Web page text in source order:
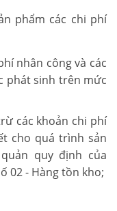
phẩm các chi phí
nhân công và các
phát sinh trên mức
các khoản chi phí
cho quá trình sản
quy định của
02 - Hàng tồn kho;